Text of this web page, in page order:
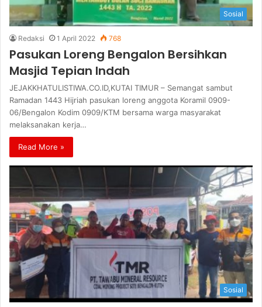
Sosial
Redaksi 1 April 2022 768
Pasukan Loreng Bengalon Bersihkan
Masjid Tepian Indah
JEJAKKHATULISTIWA.CO.ID,KUTAI TIMUR – Semangat sambut
Ramadan 1443 Hijriah pasukan loreng anggota Koramil 0909-
06/Bengalon Kodim 0909/KTM bersama warga masyarakat
melaksanakan kerja…
Read More »
Sosial